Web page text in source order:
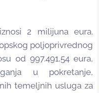
2 milijuna eura.
poljoprivrednog
od 997.491,54 eura,
u pokretanje,
temeljnih usluga za